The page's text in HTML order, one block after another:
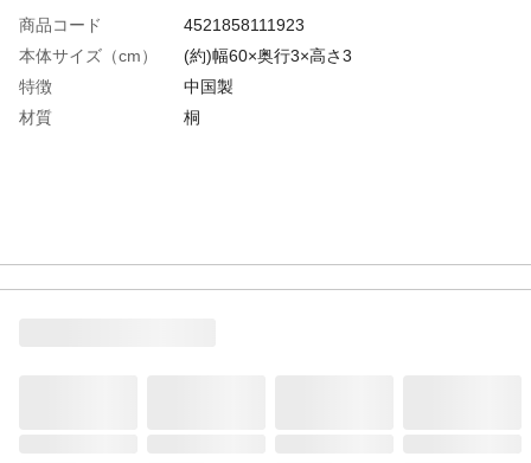
商品コード
4521858111923
本体サイズ（cm）
(約)幅60×奥行3×高さ3
特徴
中国製
材質
桐